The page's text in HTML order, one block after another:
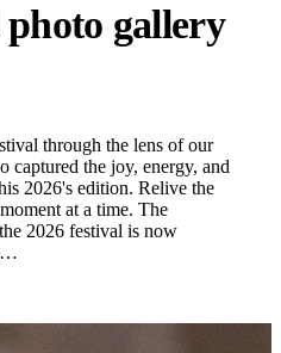
photo gallery
through the lens of our
captured the joy, energy, and
2026's edition. Relive the
at a time. The
2026 festival is now